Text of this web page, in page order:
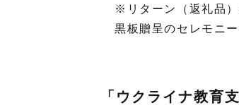
※リターン（返礼品
黒板贈呈のセレモニ
「ウクライナ教育